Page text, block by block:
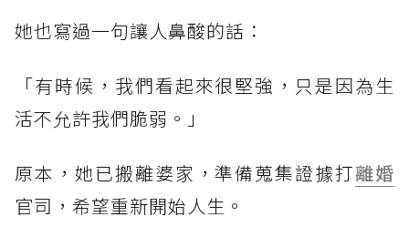
她也寫過一句讓人鼻酸的話：
「有時候，我們看起來很堅強，只是因為生
活不允許我們脆弱。」
原本，她已搬離婆家，準備蒐集證據打離婚
官司，希望重新開始人生。